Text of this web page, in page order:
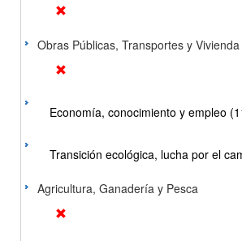
Obras Públicas, Transportes y Vivienda
Economía, conocimiento y empleo
Transición ecológica, lucha por el
Agricultura, Ganadería y Pesca